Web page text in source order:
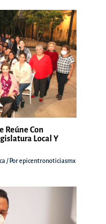
Reúne Con
Local Y
/ Porepicentronoticiasmx